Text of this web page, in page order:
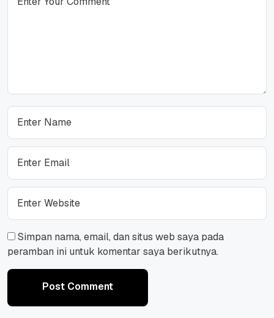
Simpan nama, email, dan situs web saya pada
peramban ini untuk komentar saya berikutnya.
Post Comment